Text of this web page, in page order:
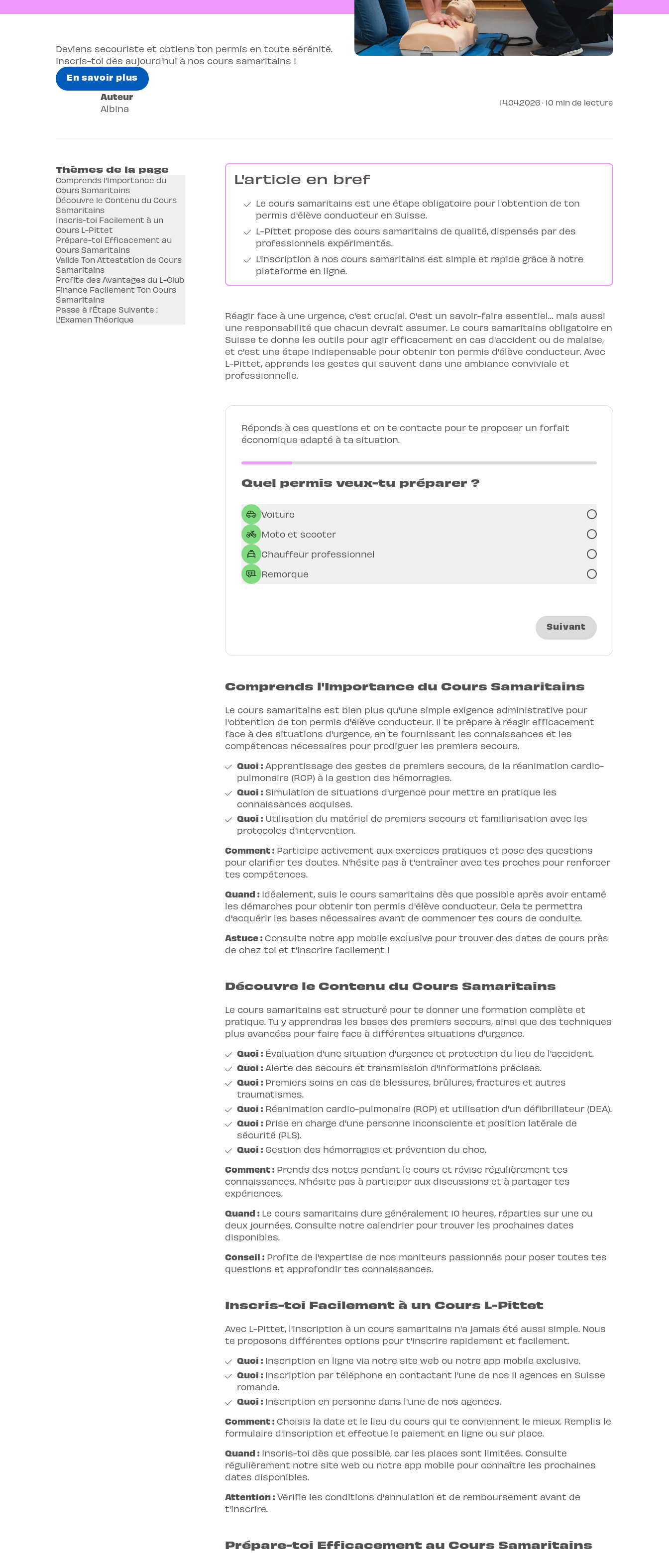
Deviens secouriste et obtiens ton permis en toute sérénité.
Inscris-toi dès aujourd'hui à nos cours samaritains !
En savoir plus
Auteur
Albina
14.04.2026 · 10 min de lecture
Thèmes de la page
Comprends l'Importance du
Cours Samaritains
Découvre le Contenu du Cours
Samaritains
Inscris-toi Facilement à un
Cours L-Pittet
Prépare-toi Efficacement au
Cours Samaritains
Valide Ton Attestation de Cours
Samaritains
Profite des Avantages du L-Club
Finance Facilement Ton Cours
Samaritains
Passe à l'Étape Suivante :
L'Examen Théorique
L'article en bref
Le cours samaritains est une étape obligatoire pour l'obtention de ton
permis d'élève conducteur en Suisse.
L-Pittet propose des cours samaritains de qualité, dispensés par des
professionnels expérimentés.
L'inscription à nos cours samaritains est simple et rapide grâce à notre
plateforme en ligne.
Réagir face à une urgence, c'est crucial. C'est un savoir-faire essentiel… mais aussi
une responsabilité que chacun devrait assumer. Le cours samaritains obligatoire en
Suisse te donne les outils pour agir efficacement en cas d'accident ou de malaise,
et c'est une étape indispensable pour obtenir ton permis d'élève conducteur. Avec
L-Pittet, apprends les gestes qui sauvent dans une ambiance conviviale et
professionnelle.
Réponds à ces questions et on te contacte pour te proposer un forfait
économique adapté à ta situation.
Quel permis veux-tu préparer ?
Voiture
Moto et scooter
Chauffeur professionnel
Remorque
Suivant
Comprends l'Importance du Cours Samaritains
Le cours samaritains est bien plus qu'une simple exigence administrative pour
l'obtention de ton permis d'élève conducteur. Il te prépare à réagir efficacement
face à des situations d'urgence, en te fournissant les connaissances et les
compétences nécessaires pour prodiguer les premiers secours.
Quoi : Apprentissage des gestes de premiers secours, de la réanimation cardio-
pulmonaire (RCP) à la gestion des hémorragies.
Quoi : Simulation de situations d'urgence pour mettre en pratique les
connaissances acquises.
Quoi : Utilisation du matériel de premiers secours et familiarisation avec les
protocoles d'intervention.
Comment : Participe activement aux exercices pratiques et pose des questions
pour clarifier tes doutes. N'hésite pas à t'entraîner avec tes proches pour renforcer
tes compétences.
Quand : Idéalement, suis le cours samaritains dès que possible après avoir entamé
les démarches pour obtenir ton permis d'élève conducteur. Cela te permettra
d'acquérir les bases nécessaires avant de commencer tes cours de conduite.
Astuce : Consulte notre app mobile exclusive pour trouver des dates de cours près
de chez toi et t'inscrire facilement !
Découvre le Contenu du Cours Samaritains
Le cours samaritains est structuré pour te donner une formation complète et
pratique. Tu y apprendras les bases des premiers secours, ainsi que des techniques
plus avancées pour faire face à différentes situations d'urgence.
Quoi : Évaluation d'une situation d'urgence et protection du lieu de l'accident.
Quoi : Alerte des secours et transmission d'informations précises.
Quoi : Premiers soins en cas de blessures, brûlures, fractures et autres
traumatismes.
Quoi : Réanimation cardio-pulmonaire (RCP) et utilisation d'un défibrillateur (DEA).
Quoi : Prise en charge d'une personne inconsciente et position latérale de
sécurité (PLS).
Quoi : Gestion des hémorragies et prévention du choc.
Comment : Prends des notes pendant le cours et révise régulièrement tes
connaissances. N'hésite pas à participer aux discussions et à partager tes
expériences.
Quand : Le cours samaritains dure généralement 10 heures, réparties sur une ou
deux journées. Consulte notre calendrier pour trouver les prochaines dates
disponibles.
Conseil : Profite de l'expertise de nos moniteurs passionnés pour poser toutes tes
questions et approfondir tes connaissances.
Inscris-toi Facilement à un Cours L-Pittet
Avec L-Pittet, l'inscription à un cours samaritains n'a jamais été aussi simple. Nous
te proposons différentes options pour t'inscrire rapidement et facilement.
Quoi : Inscription en ligne via notre site web ou notre app mobile exclusive.
Quoi : Inscription par téléphone en contactant l'une de nos 11 agences en Suisse
romande.
Quoi : Inscription en personne dans l'une de nos agences.
Comment : Choisis la date et le lieu du cours qui te conviennent le mieux. Remplis le
formulaire d'inscription et effectue le paiement en ligne ou sur place.
Quand : Inscris-toi dès que possible, car les places sont limitées. Consulte
régulièrement notre site web ou notre app mobile pour connaître les prochaines
dates disponibles.
Attention : Vérifie les conditions d'annulation et de remboursement avant de
t'inscrire.
Prépare-toi Efficacement au Cours Samaritains